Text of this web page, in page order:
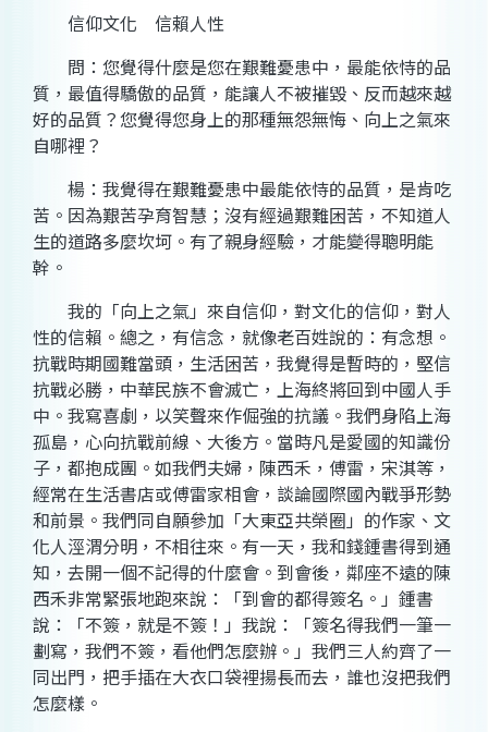
信仰文化 信賴人性
問：您覺得什麼是您在艱難憂患中，最能依恃的品
質 ，最值得驕傲的品質，能讓人不被摧毀、反而越來越
好的品質？您覺得您身上的那種無怨無悔、向上之氣來
自哪裡？
楊：我覺得在艱難憂患中最能依恃的品質，是肯吃
苦。因為艱苦孕育智慧；沒有經過艱難困苦，不知道人
生的道路多麼坎坷。有了親身經驗，才能變得聰明能
幹。
我的「向上之氣」來自信仰，對文化的信仰，對人
性的信賴。總之，有信念，就像老百姓說的：有念想。
抗戰時期國難當頭，生活困苦，我覺得是暫時的，堅信
抗戰必勝，中華民族不會滅亡，上海終將回到中國人手
中。我寫喜劇，以笑聲來作倔強的抗議。我們身陷上海
孤島，心向抗戰前線、大後方。當時凡是愛國的知識份
子，都抱成團。如我們夫婦，陳西禾，傅雷，宋淇等，
經常在生活書店或傅雷家相會，談論國際國內戰爭形勢
和前景。我們同自願參加「大東亞共榮圈」的作家、文
化人涇渭分明，不相往來。有一天，我和錢鍾書得到通
知，去開一個不記得的什麼會。到會後，鄰座不遠的陳
西禾非常緊張地跑來說：「到會的都得簽名。」鍾書
說：「不簽，就是不簽！」我說：「簽名得我們一筆一
劃寫，我們不簽，看他們怎麼辦。」我們三人約齊了一
同出門，把手插在大衣口袋裡揚長而去，誰也沒把我們
怎麼樣。